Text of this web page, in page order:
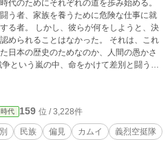
代のためにそれぞれの道を歩み始める。
う者、家族を養うために危険な仕事に就
る者。 しかし、彼らが何をしようと、決
められることはなかった。 それは、これ
日本の歴史のためなのか、人間の愚かさ
という嵐の中、命をかけて差別と闘う道
、いったい何ものと闘ったのか。 そし
闘、果たしてどれだけの人が知っている
時代 159 位 / 3,228件
民族 偏見 カムイ
義烈空挺隊